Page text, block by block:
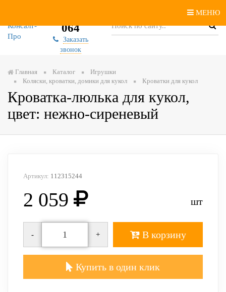
МЕНЮ
064
Заказать
звонок
Главная Каталог
Игрушки
Коляски, кроватки, домики для кукол
Кроватки для кукол
Кроватка-люлька для кукол,
цвет: нежно-сиреневый
Артикул: 112315244
2 059 шт
- + В корзину
Купить в один клик